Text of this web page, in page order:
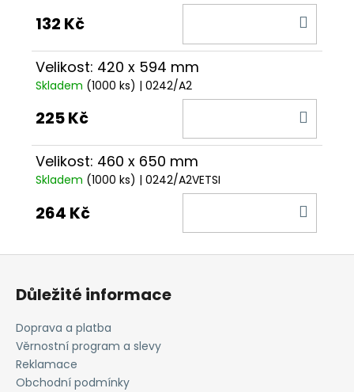
132 Kč
Velikost: 420 x 594 mm
Skladem (1000 ks) | 0242/A2
225 Kč
Velikost: 460 x 650 mm
Skladem (1000 ks) | 0242/A2VETSI
264 Kč
Důležité informace
Doprava a platba
Věrnostní program a slevy
Reklamace
Obchodní podmínky